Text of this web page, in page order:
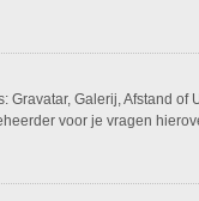
Galerij, Afstand
voor je vragen